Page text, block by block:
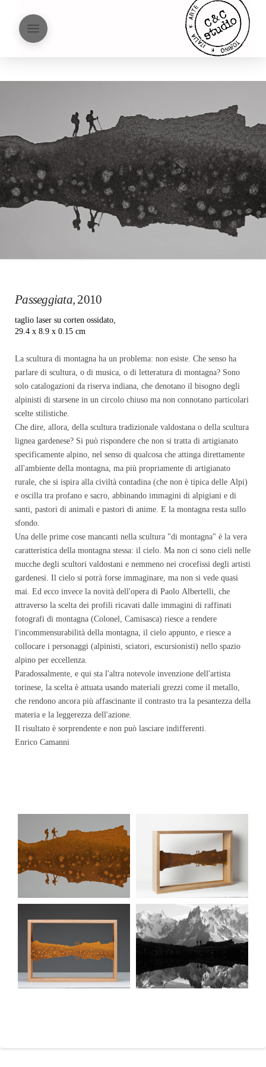
Passeggiata, 2010
taglio laser su corten ossidato,
29.4 x 8.9 x 0.15 cm
La scultura di montagna ha un problema: non esiste. Che senso ha
parlare di scultura, o di musica, o di letteratura di montagna? Sono
solo catalogazioni da riserva indiana, che denotano il bisogno degli
alpinisti di starsene in un circolo chiuso ma non connotano particolari
scelte stilistiche.
Che dire, allora, della scultura tradizionale valdostana o della scultura
lignea gardenese? Si può rispondere che non si tratta di artigianato
specificamente alpino, nel senso di qualcosa che attinga direttamente
all'ambiente della montagna, ma più propriamente di artigianato
rurale, che si ispira alla civiltà contadina (che non è tipica delle Alpi)
e oscilla tra profano e sacro, abbinando immagini di alpigiani e di
santi, pastori di animali e pastori di anime. E la montagna resta sullo
sfondo.
Una delle prime cose mancanti nella scultura "di montagna" è la vera
caratteristica della montagna stessa: il cielo. Ma non ci sono cieli nelle
mucche degli scultori valdostani e nemmeno nei crocefissi degli artisti
gardenesi. Il cielo si potrà forse immaginare, ma non si vede quasi
mai. Ed ecco invece la novità dell'opera di Paolo Albertelli, che
attraverso la scelta dei profili ricavati dalle immagini di raffinati
fotografi di montagna (Colonel, Camisasca) riesce a rendere
l'incommensurabilità della montagna, il cielo appunto, e riesce a
collocare i personaggi (alpinisti, sciatori, escursionisti) nello spazio
alpino per eccellenza.
Paradossalmente, e qui sta l'altra notevole invenzione dell'artista
torinese, la scelta è attuata usando materiali grezzi come il metallo,
che rendono ancora più affascinante il contrasto tra la pesantezza della
materia e la leggerezza dell'azione.
Il risultato è sorprendente e non può lasciare indifferenti.
Enrico Camanni